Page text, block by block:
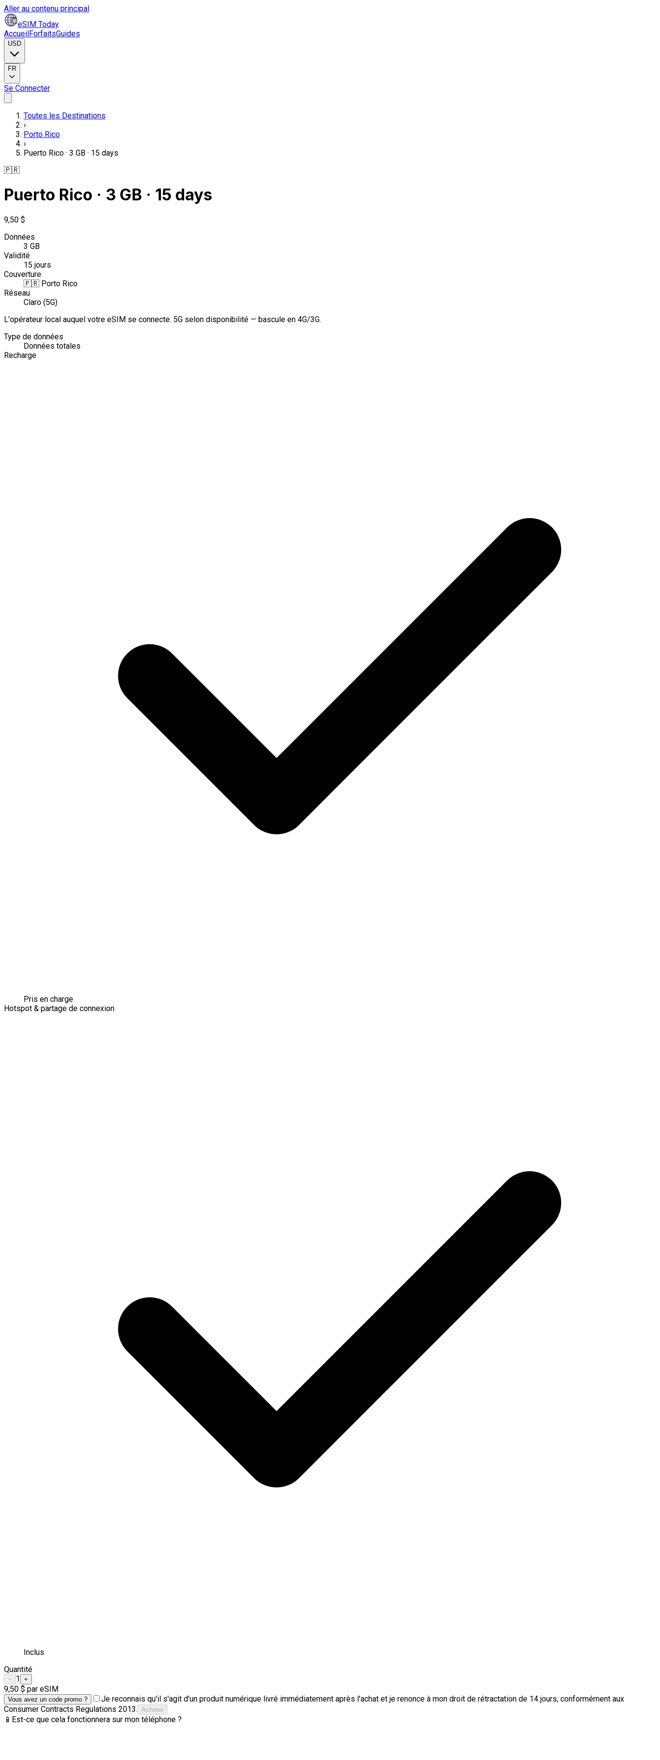
Aller au contenu principal
eSIM Today
AccueilForfaitsGuides
USD
FR
Se Connecter
Toutes les Destinations
›
Porto Rico
›
Puerto Rico · 3 GB · 15 days
🇵🇷
Puerto Rico · 3 GB · 15 days
9,50 $
Données
3 GB
Validité
15 jours
Couverture
🇵🇷 Porto Rico
Réseau
Claro (5G)
L'opérateur local auquel votre eSIM se connecte. 5G selon disponibilité — bascule en 4G/3G.
Type de données
Données totales
Recharge
Pris en charge
Hotspot & partage de connexion
Inclus
Quantité
− 1 +
9,50 $ par eSIM
Vous avez un code promo ?
Je reconnais qu'il s'agit d'un produit numérique livré immédiatement après l'achat et je renonce à mon droit de rétractation de 14 jours, conformément aux
Consumer Contracts Regulations 2013. Acheter
📱 Est-ce que cela fonctionnera sur mon téléphone ?